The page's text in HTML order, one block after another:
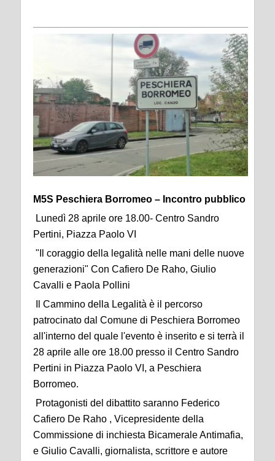
M5S Peschiera Borromeo – Incontro pubblico
Lunedì 28 aprile ore 18.00- Centro Sandro
Pertini, Piazza Paolo VI
"Il coraggio della legalità nelle mani delle nuove
generazioni" Con Cafiero De Raho, Giulio
Cavalli e Paola Pollini
Il Cammino della Legalità è il percorso
patrocinato dal Comune di Peschiera Borromeo
all'interno del quale l'evento è inserito e si terrà il
28 aprile alle ore 18.00 presso il Centro Sandro
Pertini in Piazza Paolo VI, a Peschiera
Borromeo.
Protagonisti del dibattito saranno Federico
Cafiero De Raho , Vicepresidente della
Commissione di inchiesta Bicamerale Antimafia,
e Giulio Cavalli, giornalista, scrittore e autore